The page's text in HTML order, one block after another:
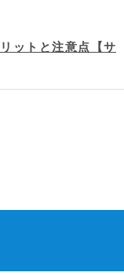
ットと注意点【サ
から脱却！サンド